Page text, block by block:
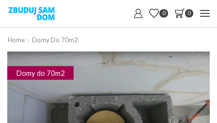
0 0
Home Domy Do 70m2
Domy do 70m2